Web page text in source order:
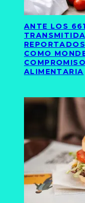
ANTE LOS
COMO
ALIMENTARIA